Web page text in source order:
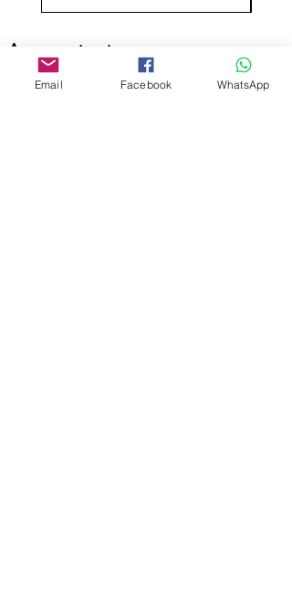
Aangepast ontwerp
Stempelsnijders
Email Facebook WhatsApp